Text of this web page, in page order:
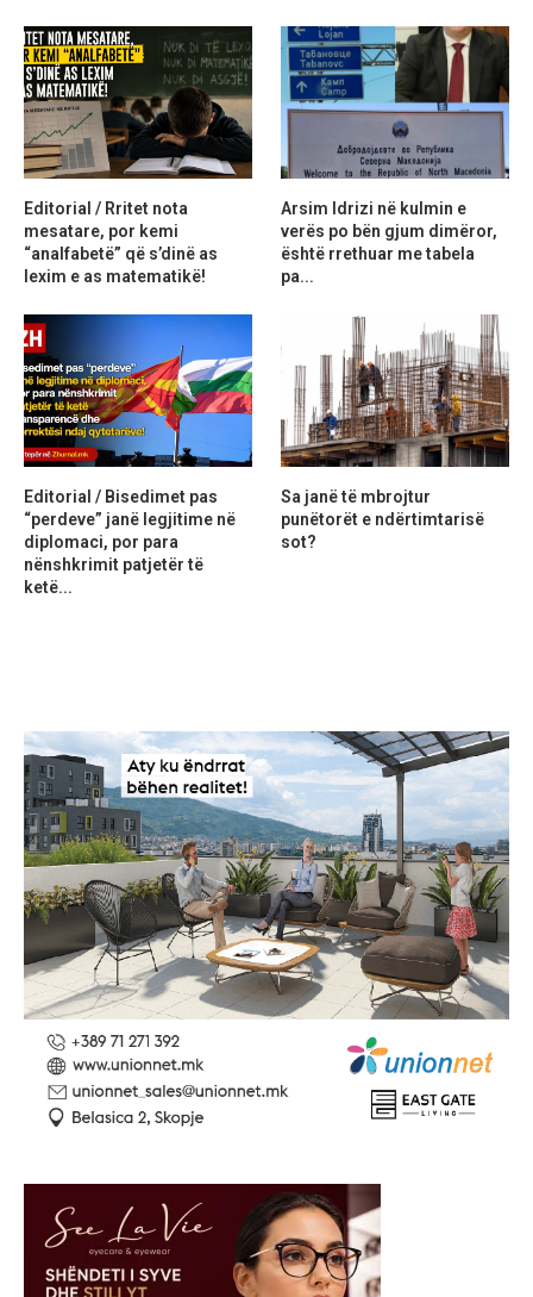
Editorial / Rritet nota
mesatare, por kemi
“analfabetë” që s’dinë as
lexim e as matematikë!
Arsim Idrizi në kulmin e
verës po bën gjum dimëror,
është rrethuar me tabela
pa...
Editorial / Bisedimet pas
“perdeve” janë legjitime në
diplomaci, por para
nënshkrimit patjetër të
ketë...
Sa janë të mbrojtur
punëtorët e ndërtimtarisë
sot?